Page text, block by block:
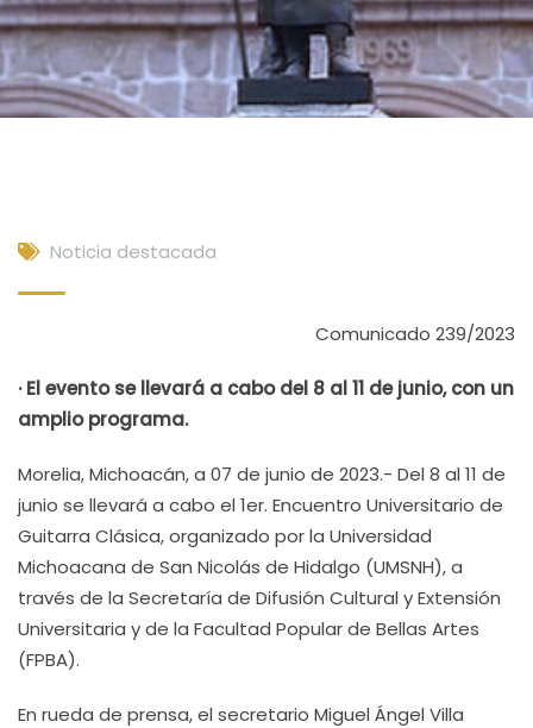
Noticia destacada
Comunicado 239/2023
· El evento se llevará a cabo del 8 al 11 de junio, con un
amplio programa.
Morelia, Michoacán, a 07 de junio de 2023.- Del 8 al 11 de
junio se llevará a cabo el 1er. Encuentro Universitario de
Guitarra Clásica, organizado por la Universidad
Michoacana de San Nicolás de Hidalgo (UMSNH), a
través de la Secretaría de Difusión Cultural y Extensión
Universitaria y de la Facultad Popular de Bellas Artes
(FPBA).
En rueda de prensa, el secretario Miguel Ángel Villa